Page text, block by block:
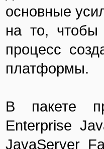
основные
на то, чтобы
процесс
платформы.
В пакете
Enterprise
JavaServer